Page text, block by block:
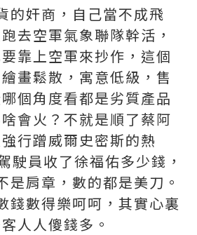
的奸商，自己當不成飛
去空軍氣象聯隊幹活，
靠上空軍來抄作，這個
畫鬆散，寓意低級，售
個角度看都是劣質產品
會火？不就是順了蔡阿
行蹭威爾史密斯的熱
駛員收了徐福佑多少錢，
是肩章，數的都是美刀。
錢數得樂呵呵，其實心裏
人人傻錢多。